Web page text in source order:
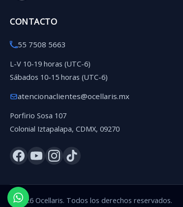
CONTACTO
55 7508 5663
L-V 10-19 horas (UTC-6)
Sábados 10-15 horas (UTC-6)
atencionaclientes@ocellaris.mx
Porfirio Sosa 107
Colonial Iztapalapa, CDMX, 09270
2026 Ocellaris. Todos los derechos reservados.